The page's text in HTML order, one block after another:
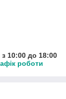
10:00 до 18:00
роботи